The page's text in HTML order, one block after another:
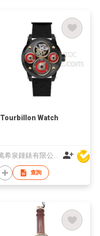
Tourbillon Watch
萬希泉鍾錶有限公司
查詢